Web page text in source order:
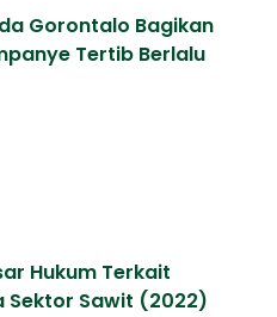
Gorontalo Bagikan
Tertib Berlalu
Hukum Terkait
Sektor Sawit (2022)